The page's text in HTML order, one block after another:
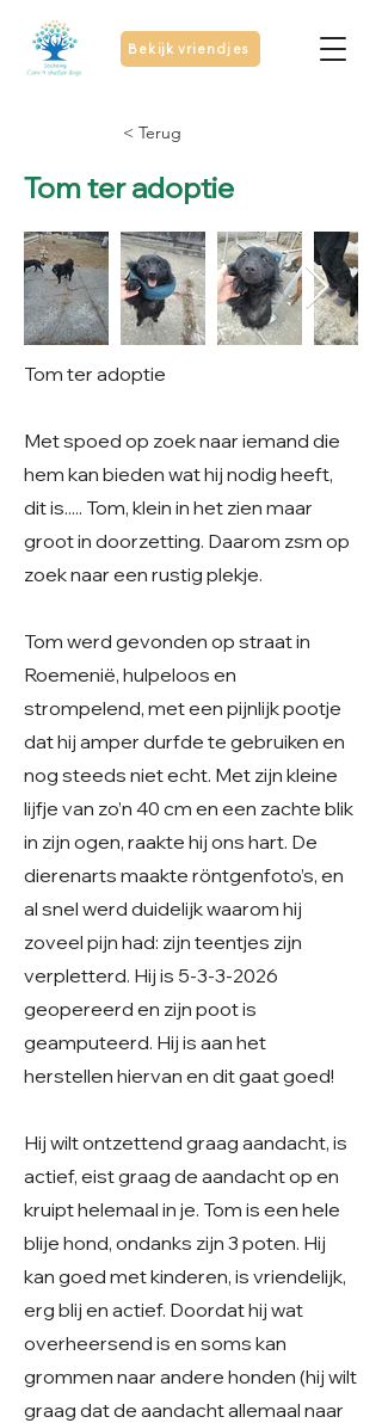
Bekijk vriendjes
< Terug
Tom ter adoptie
Tom ter adoptie
Met spoed op zoek naar iemand die
hem kan bieden wat hij nodig heeft,
dit is..... Tom, klein in het zien maar
groot in doorzetting. Daarom zsm op
zoek naar een rustig plekje.
Tom werd gevonden op straat in
Roemenië, hulpeloos en
strompelend, met een pijnlijk pootje
dat hij amper durfde te gebruiken en
nog steeds niet echt. Met zijn kleine
lijfje van zo’n 40 cm en een zachte blik
in zijn ogen, raakte hij ons hart. De
dierenarts maakte röntgenfoto’s, en
al snel werd duidelijk waarom hij
zoveel pijn had: zijn teentjes zijn
verpletterd. Hij is 5-3-3-2026
geopereerd en zijn poot is
geamputeerd. Hij is aan het
herstellen hiervan en dit gaat goed!
Hij wilt ontzettend graag aandacht, is
actief, eist graag de aandacht op en
kruipt helemaal in je. Tom is een hele
blije hond, ondanks zijn 3 poten. Hij
kan goed met kinderen, is vriendelijk,
erg blij en actief. Doordat hij wat
overheersend is en soms kan
grommen naar andere honden (hij wilt
graag dat de aandacht allemaal naar